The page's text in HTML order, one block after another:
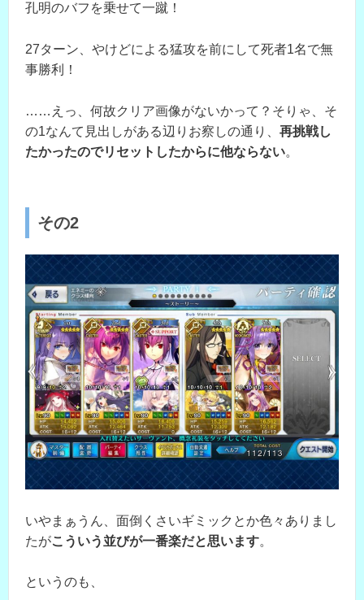
孔明のバフを乗せて一蹴！
27ターン、やけどによる猛攻を前にして死者1名で無
事勝利！
……えっ、何故クリア画像がないかって？そりゃ、そ
の1なんて見出しがある辺りお察しの通り、 再挑戦し
たかったのでリセットしたからに他ならない。
その2
いやまぁうん、面倒くさいギミックとか色々ありまし
たがこういう並びが一番楽だと思います。
というのも、